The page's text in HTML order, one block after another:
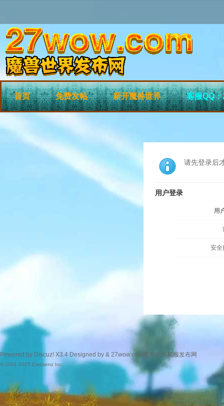
首页 免费发帖 新开魔兽世界 客服QQ
请先登录后
用户登录
用
安全
Powered by Discuz! X3.4 Designed by & 27wow.com魔兽世界私服发布网
© 2001-2025 Comsenz Inc.